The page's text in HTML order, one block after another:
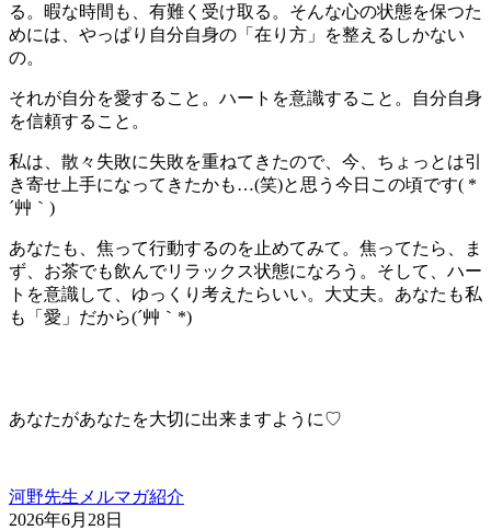
る。暇な時間も、有難く受け取る。そんな心の状態を保つた
めには、やっぱり自分自身の「在り方」を整えるしかない
の。
それが自分を愛すること。ハートを意識すること。自分自身
を信頼すること。
私は、散々失敗に失敗を重ねてきたので、今、ちょっとは引
き寄せ上手になってきたかも…(笑)と思う今日この頃です( *
´艸｀)
あなたも、焦って行動するのを止めてみて。焦ってたら、ま
ず、お茶でも飲んでリラックス状態になろう。そして、ハー
トを意識して、ゆっくり考えたらいい。大丈夫。あなたも私
も「愛」だから(´艸｀*)
あなたがあなたを大切に出来ますように♡
河野先生メルマガ紹介
2026年6月28日